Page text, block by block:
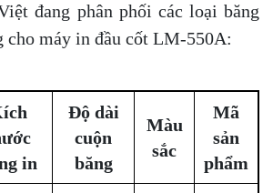
đang phân phối các loại băng
cho máy in đầu cốt LM-550A:
in
Độ dài
cuộn
băng
Màu
sắc
Mã
sản
phẩm